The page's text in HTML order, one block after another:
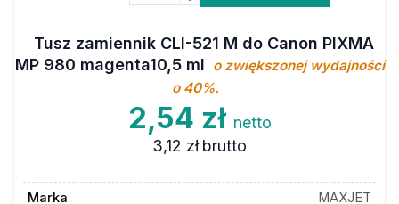
Tusz zamiennik CLI-521 M do Canon PIXMA
MP 980 magenta10,5 ml o zwiększonej wydajności
o 40%.
2,54 zł netto
3,12 zł brutto
Marka
MAXJET